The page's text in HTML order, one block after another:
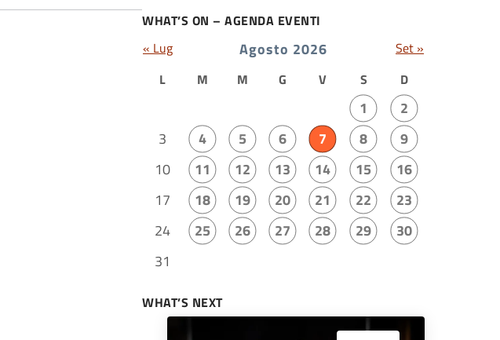
WHAT’S ON – AGENDA EVENTI
Agosto 2026
L M M G V S D
1
2
3
4 5 6 7 8
9
10
11 12 13 14 15
16
17
18 19 20 21 22
23
24
25 26 27 28 29
30
31
« Lug Set »
WHAT’S NEXT